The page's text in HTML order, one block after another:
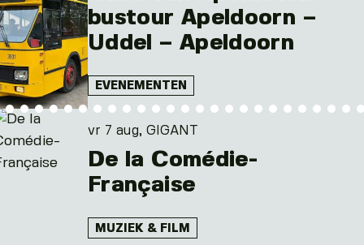
bustour Apeldoorn –
Uddel – Apeldoorn
EVENEMENTEN
vr 7 aug, GIGANT
De la Comédie-
Française
MUZIEK & FILM